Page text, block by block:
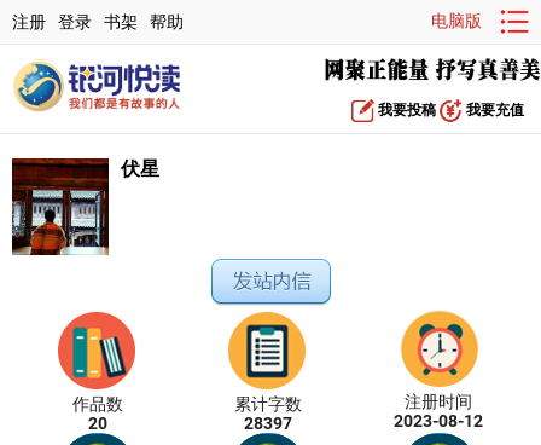
注册 登录 书架 帮助 电脑版
我要投稿 我要充值
伏星
作品数
20
累计字数
28397
注册时间
2023-08-12